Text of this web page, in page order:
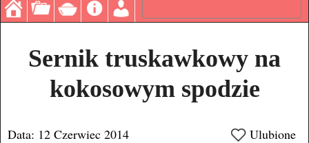
Sernik truskawkowy na
kokosowym spodzie
Data: 12 Czerwiec 2014 Ulubione